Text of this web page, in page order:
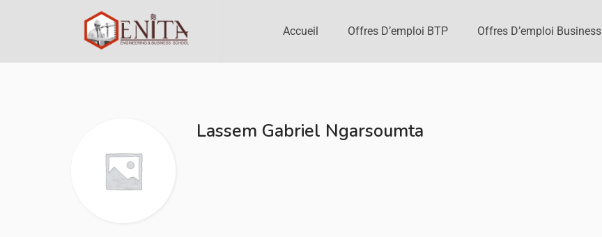
Accueil Offres D’emploi BTP Offres D’emploi Business
Lassem Gabriel Ngarsoumta